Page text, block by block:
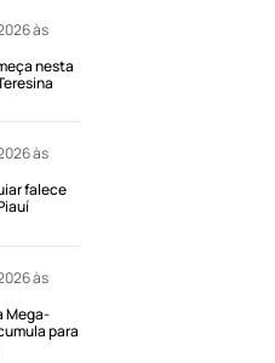
às
nesta
às
falece
às
Mega-
para